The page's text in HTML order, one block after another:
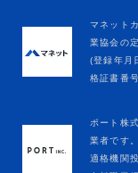
マネット
業協会の
(登録年月
格証書番
ポート株
業者です。
適格機関